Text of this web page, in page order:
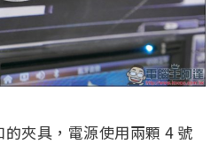
夾具，電源使用兩顆 4 號